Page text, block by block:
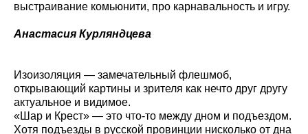
выстраивание комьюнити, про карнавальность и игру.
Анастасия Курляндцева
Изоизоляция — замечательный флешмоб,
открывающий картины и зрителя как нечто друг другу
актуальное и видимое.
«Шар и Крест» — это что-то между дном и подъездом.
Хотя подъезды в русской провинции нисколько от дна